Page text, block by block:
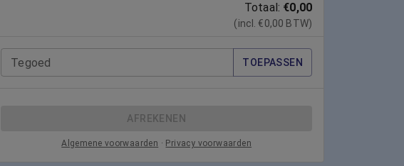
Totaal: €0,00
(incl. €0,00 BTW)
Tegoed TOEPASSEN
AFREKENEN
Algemene voorwaarden · Privacy voorwaarden